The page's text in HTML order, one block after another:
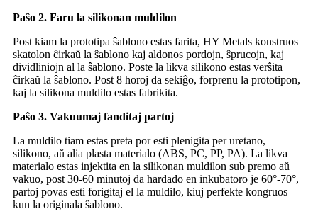
Paŝo 2. Faru la silikonan muldilon
Post kiam la prototipa ŝablono estas farita, HY Metals konstruos
skatolon ĉirkaŭ la ŝablono kaj aldonos pordojn, ŝprucojn, kaj
dividliniojn al la ŝablono. Poste la likva silikono estas verŝita
ĉirkaŭ la ŝablono. Post 8 horoj da sekiĝo, forprenu la prototipon,
kaj la silikona muldilo estas fabrikita.
Paŝo 3. Vakuumaj fanditaj partoj
La muldilo tiam estas preta por esti plenigita per uretano,
silikono, aŭ alia plasta materialo (ABS, PC, PP, PA). La likva
materialo estas injektita en la silikonan muldilon sub premo aŭ
vakuo, post 30-60 minutoj da hardado en inkubatoro je 60°-70°,
partoj povas esti forigitaj el la muldilo, kiuj perfekte kongruos
kun la originala ŝablono.